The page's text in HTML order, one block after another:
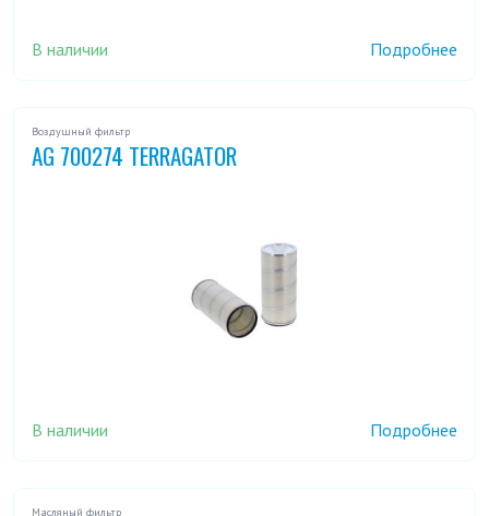
В наличии Подробнее
Воздушный фильтр
AG 700274 TERRAGATOR
В наличии Подробнее
Масляный фильтр